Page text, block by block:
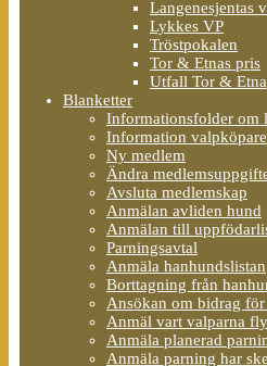
Langenesjentas
Lykkes VP
Tröstpokalen
Tor & Etnas pris
Utfall Tor & Etna
Blanketter
Informationsfolder om
Information valpköpare
Ny medlem
Ändra
Avsluta medlemskap
Anmälan avliden hund
Anmälan till
Parningsavtal
Anmäla hanhundslistan
Borttagning från
Ansökan om bidrag
Anmäl vart valparna
Anmäla planerad
Anmäla parning har